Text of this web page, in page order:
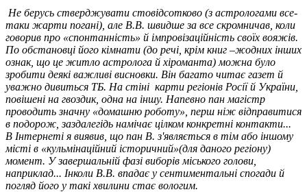
Не берусь стверджувати стовідсотково (з астрологами все-
таки жарти погані), але В.В. швидше за все скромничав, коли
говорив про «спонтанність» й імпровізаційність своїх вояжів.
По обстановці його кімнати (до речі, крім книг –жодних інших
ознак, що це житло астролога й хіроманта) можна було
зробити деякі важливі висновки. Він багато читає газет й
уважно дивиться ТБ. На стіні карти регіонів Росії й України,
повішені на гвоздик, одна на іншу. Напевно пан магістр
проводить значну «домашню роботу», перш ніж відправитися
в подорож, заздалегідь намічає цілком конкретні контакти...
В Інтернеті я виявив, що пан В. з'являється в тім або іншому
місті в «кульмінаційний історичний»(для даного регіону)
момент. У завершальній фазі виборів міського голови,
наприклад... Інколи В.В. впадає у сентиментальні спогади й
погляд його у такі хвилини стає вологим.